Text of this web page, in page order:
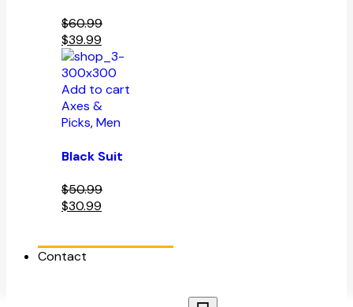
$60.99
$39.99
Add to cart
Axes &
Picks,Men
Black Suit
$50.99
$30.99
Contact